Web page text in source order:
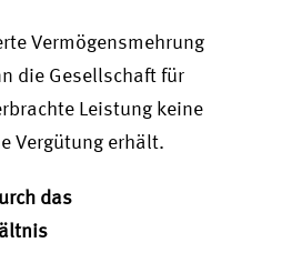
Vermögensmehrung
die Gesellschaft für
Leistung keine
Vergütung erhält.
das